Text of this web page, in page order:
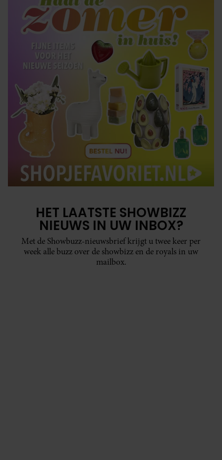
HET LAATSTE SHOWBIZZ
NIEUWS IN UW INBOX?
Met de Showbuzz-nieuwsbrief krijgt u twee keer per
week alle buzz over de showbizz en de royals in uw
mailbox.